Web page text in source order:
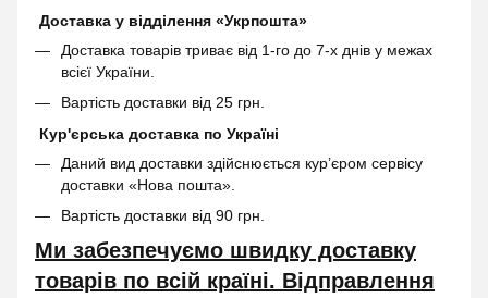
Доставка у відділення «Укрпошта»
Доставка товарів триває від 1-го до 7-х днів у межах
всієї України.
Вартість доставки від 25 грн.
Кур'єрська доставка по Україні
Даний вид доставки здійснюється кур’єром сервісу
доставки «Нова пошта».
Вартість доставки від 90 грн.
Ми забезпечуємо швидку доставку
товарів по всій країні. Відправлення